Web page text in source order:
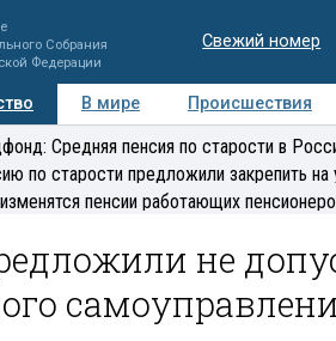
Собрания
Федерации
Свежий номер
В мире Происшествия
Регионы Медиацентр
Средняя пенсия по старости в
по старости предложили закрепить на
пенсии работающих
не